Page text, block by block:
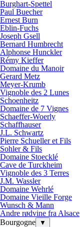
Burghart-Spettel
Paul Buecher
Ernest Burn
Eblin-Fuchs
Joseph Gsell
Bernard Humbrecht
Alphonse Hunckler
Rémy Kieffer
Domaine du Manoir
Gerard Metz
Meyer-Krumb
Vignoble des 2 Lunes
Schoenheitz
Domaine de 7 Vignes
Schaeffer-Woerly
Schaffhauser
J.L. Schwartz
Pierre Schueller et Fils
Sohler & Fils
Domaine Stoecklé
Cave de Turckheim
Vignoble des 3 Terres
J.M. Wassler
Domaine Wehrlé
Domaine Vieille Forge
Wunsch & Mann
Andre rødvine fra Alsace
Bourgogne
▼